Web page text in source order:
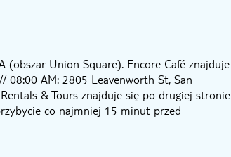
(obszar Union Square). Encore Café znajduje
AM: 2805 Leavenworth St, San
& Tours znajduje się po drugiej stronie
co najmniej 15 minut przed